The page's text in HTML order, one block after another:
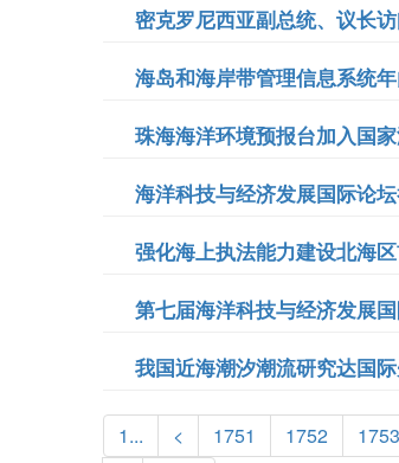
密克罗尼西亚副总统、议长
海岛和海岸带管理信息系统
珠海海洋环境预报台加入国
海洋科技与经济发展国际论
强化海上执法能力建设北海
第七届海洋科技与经济发展
我国近海潮汐潮流研究达国
1... < 1751 1752 1753